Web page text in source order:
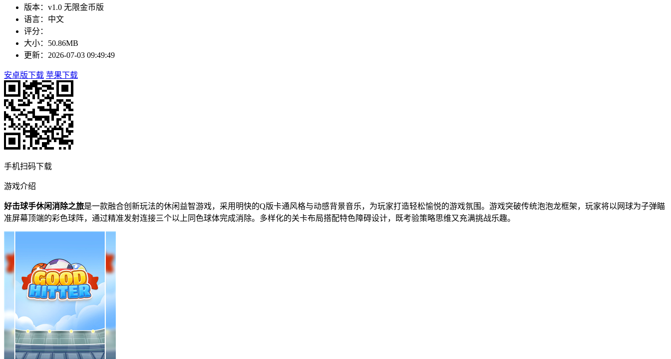
版本：v1.0 无限金币版
语言：中文
评分：
大小：50.86MB
更新：2026-07-03 09:49:49
安卓版下载 苹果下载
手机扫码下载
游戏介绍
好击球手休闲消除之旅是一款融合创新玩法的休闲益智游戏，采用明快的Q版卡通风格与动感背景音乐，为玩家打造轻松愉悦的游戏氛围。游戏突破传统泡泡龙框架，玩家将以网球为子弹瞄
准屏幕顶端的彩色球阵，通过精准发射连接三个以上同色球体完成消除。多样化的关卡布局搭配特色障碍设计，既考验策略思维又充满挑战乐趣。